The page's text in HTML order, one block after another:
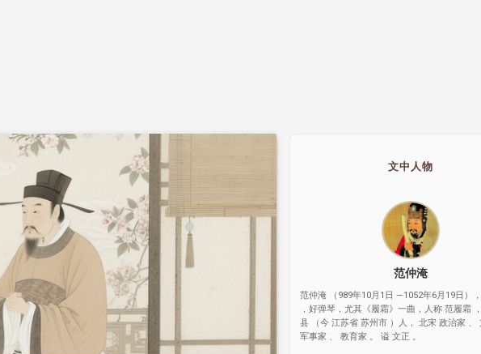
文中人物
范仲淹
范仲淹 （989年10月1日 —1052年6月19日）
，好弹琴，尤其《履霜》一曲，人称 范履霜
县 （今 江苏省 苏州市 ）人， 北宋 政治家 、
军事家 、 教育家 。 谥 文正 。